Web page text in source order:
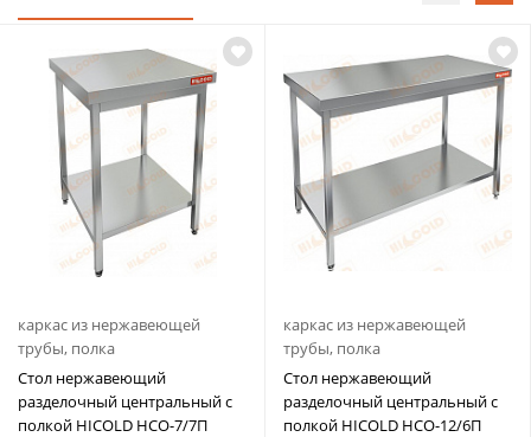
каркас из нержавеющей
трубы, полка
Стол нержавеющий
разделочный центральный с
полкой HICOLD НСО-7/7П
каркас из нержавеющей
трубы, полка
Стол нержавеющий
разделочный центральный с
полкой HICOLD НСО-12/6П